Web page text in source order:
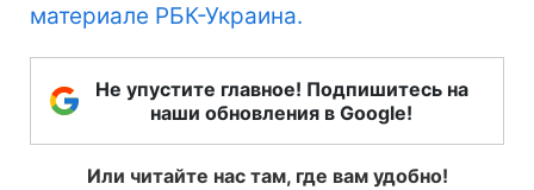
материале РБК-Украина.
Не упустите главное! Подпишитесь на
наши обновления в Google!
Или читайте нас там, где вам удобно!